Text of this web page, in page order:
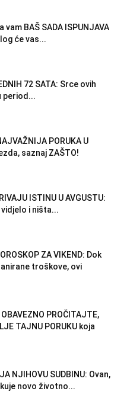
vam BAŠ SADA ISPUNJAVA
će vas...
72 SATA: Srce ovih
period...
PORUKA U
saznaj ZAŠTO!
ISTINU U AVGUSTU:
i ništa...
ZA VIKEND: Dok
troškove, ovi
PROČITAJTE,
TAJNU PORUKU koja
NJIHOVU SUDBINU: Ovan,
novo životno...